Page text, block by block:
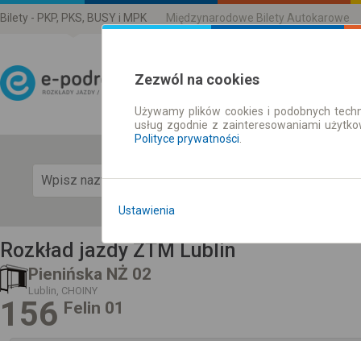
Bilety - PKP, PKS, BUSY i MPK Międzynarodowe Bilety Autokarowe
Rozkład Jazdy | Bilety
Rozkład jazdy ZTM Lublin
Pienińska NŻ 02
Lublin, CHOINY
156 Felin 01
Zezwól na cookies
Używamy plików cookies i podobnych
usług zgodnie z zainteresowaniami
Polityce prywatności
Ustawienia